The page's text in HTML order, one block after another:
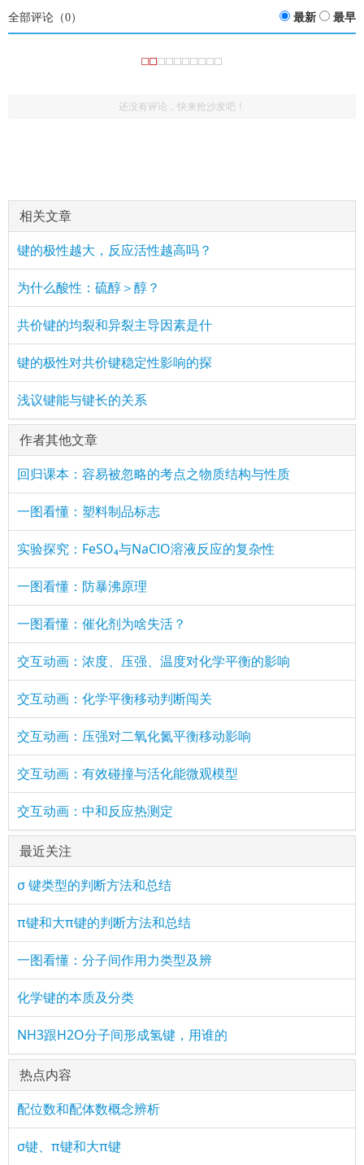
全部评论（0） 最新 最早
还没有评论，快来抢沙发吧！
相关文章
键的极性越大，反应活性越高吗？
为什么酸性：硫醇＞醇？
共价键的均裂和异裂主导因素是什
键的极性对共价键稳定性影响的探
浅议键能与键长的关系
作者其他文章
回归课本：容易被忽略的考点之物质结构与性质
一图看懂：塑料制品标志
实验探究：FeSO₄与NaClO溶液反应的复杂性
一图看懂：防暴沸原理
一图看懂：催化剂为啥失活？
交互动画：浓度、压强、温度对化学平衡的影响
交互动画：化学平衡移动判断闯关
交互动画：压强对二氧化氮平衡移动影响
交互动画：有效碰撞与活化能微观模型
交互动画：中和反应热测定
最近关注
σ 键类型的判断方法和总结
π键和大π键的判断方法和总结
一图看懂：分子间作用力类型及辨
化学键的本质及分类
NH3跟H2O分子间形成氢键，用谁的
热点内容
配位数和配体数概念辨析
σ键、π键和大π键